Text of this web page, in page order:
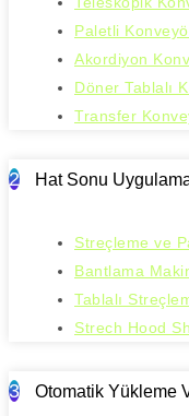
Paletli
Akordiyon
Döner Tablalı
Transfer
2 Hat Sonu
Streçleme ve
Bantlama
Tablalı
Strech Hood
3 Otomatik Yükleme